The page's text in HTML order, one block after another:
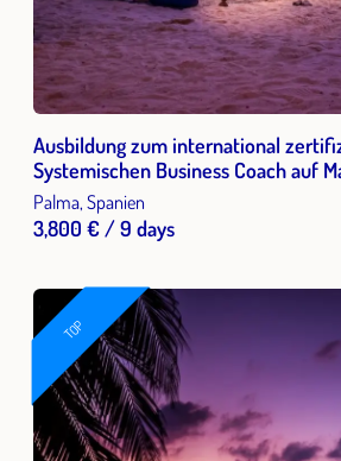
Ausbildung zum international
Systemischen Business Coach auf
Palma, Spanien
3,800 € / 9 days
TOP